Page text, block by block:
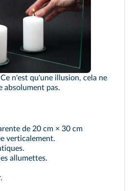
n'est qu'une illusion, cela ne
absolument pas.
de 20 cm × 30 cm
verticalement.
allumettes.